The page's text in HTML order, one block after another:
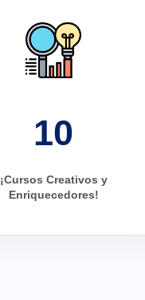
10
¡Cursos Creativos y
Enriquecedores!